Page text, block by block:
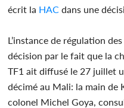
écrit la HAC dans une
L’instance de régulation
décision par le fait que la
TF1 ait diffusé le 27 juillet
décimé au Mali: la main de
colonel Michel Goya,